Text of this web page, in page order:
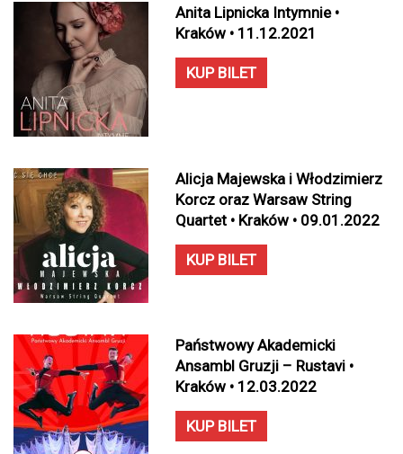
Anita Lipnicka Intymnie •
Kraków • 11.12.2021
KUP BILET
Alicja Majewska i Włodzimierz
Korcz oraz Warsaw String
Quartet • Kraków • 09.01.2022
KUP BILET
Państwowy Akademicki
Ansambl Gruzji – Rustavi •
Kraków • 12.03.2022
KUP BILET